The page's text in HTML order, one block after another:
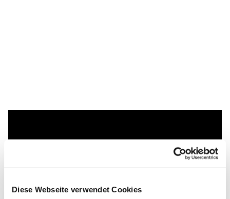
Diese Webseite verwendet Cookies
Dies könnte Sie auch